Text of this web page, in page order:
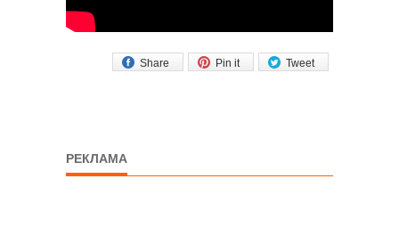
Tweet
Pin it
Share
РЕКЛАМА